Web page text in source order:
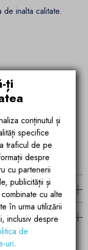
inalta calitate.
ți
conținutul și
specifice
traficul de pe
despre
cu partenerii
publicității și
cu alte
în urma utilizării
inclusiv despre
de
uri.